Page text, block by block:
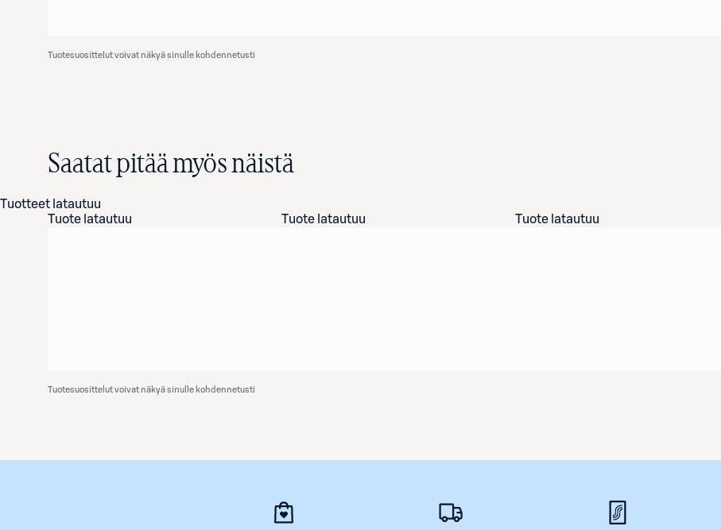
Tuotesuosittelut voivat näkyä sinulle kohdennetusti
Saatat pitää myös näistä
Tuotteet latautuu
Tuote latautuu
Tuote latautuu Tuote latautuu
Tuotesuosittelut voivat näkyä sinulle kohdennetusti